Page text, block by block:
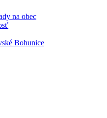
na obec
Bohunice